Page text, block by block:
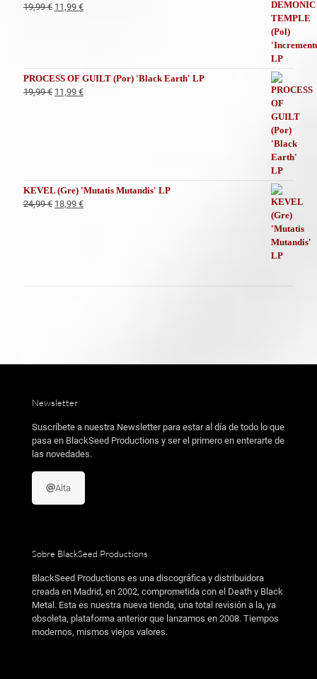
19,99€ El
11,99 €El
PROCESS OF GUILT (Por) 'Black Earth' LP
19,99€ El
11,99 €El
KEVEL (Gre) 'Mutatis Mutandis' LP
24,99€ El
18,99 €El
Newsletter
Suscríbete a nuestra Newsletter para estar al día de todo lo que
pasa en BlackSeed Productions y ser el primero en enterarte de
las novedades.
Alta
Sobre BlackSeed Productions
BlackSeed Productions es una discográfica y distribuidora
creada en Madrid, en 2002, comprometida con el Death y Black
Metal. Esta es nuestra nueva tienda, una total revisión a la, ya
obsoleta, plataforma anterior que lanzamos en 2008. Tiempos
modernos, mismos viejos valores.